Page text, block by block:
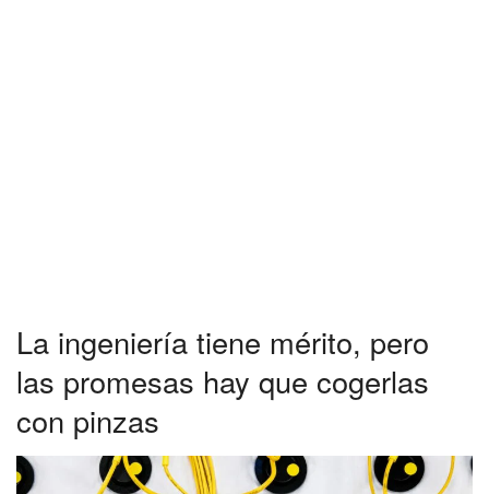
La ingeniería tiene mérito, pero
las promesas hay que cogerlas
con pinzas